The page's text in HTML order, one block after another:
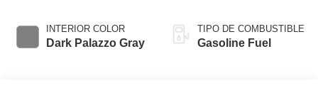
INTERIOR COLOR
Dark Palazzo Gray
TIPO DE COMBUSTIBLE
Gasoline Fuel